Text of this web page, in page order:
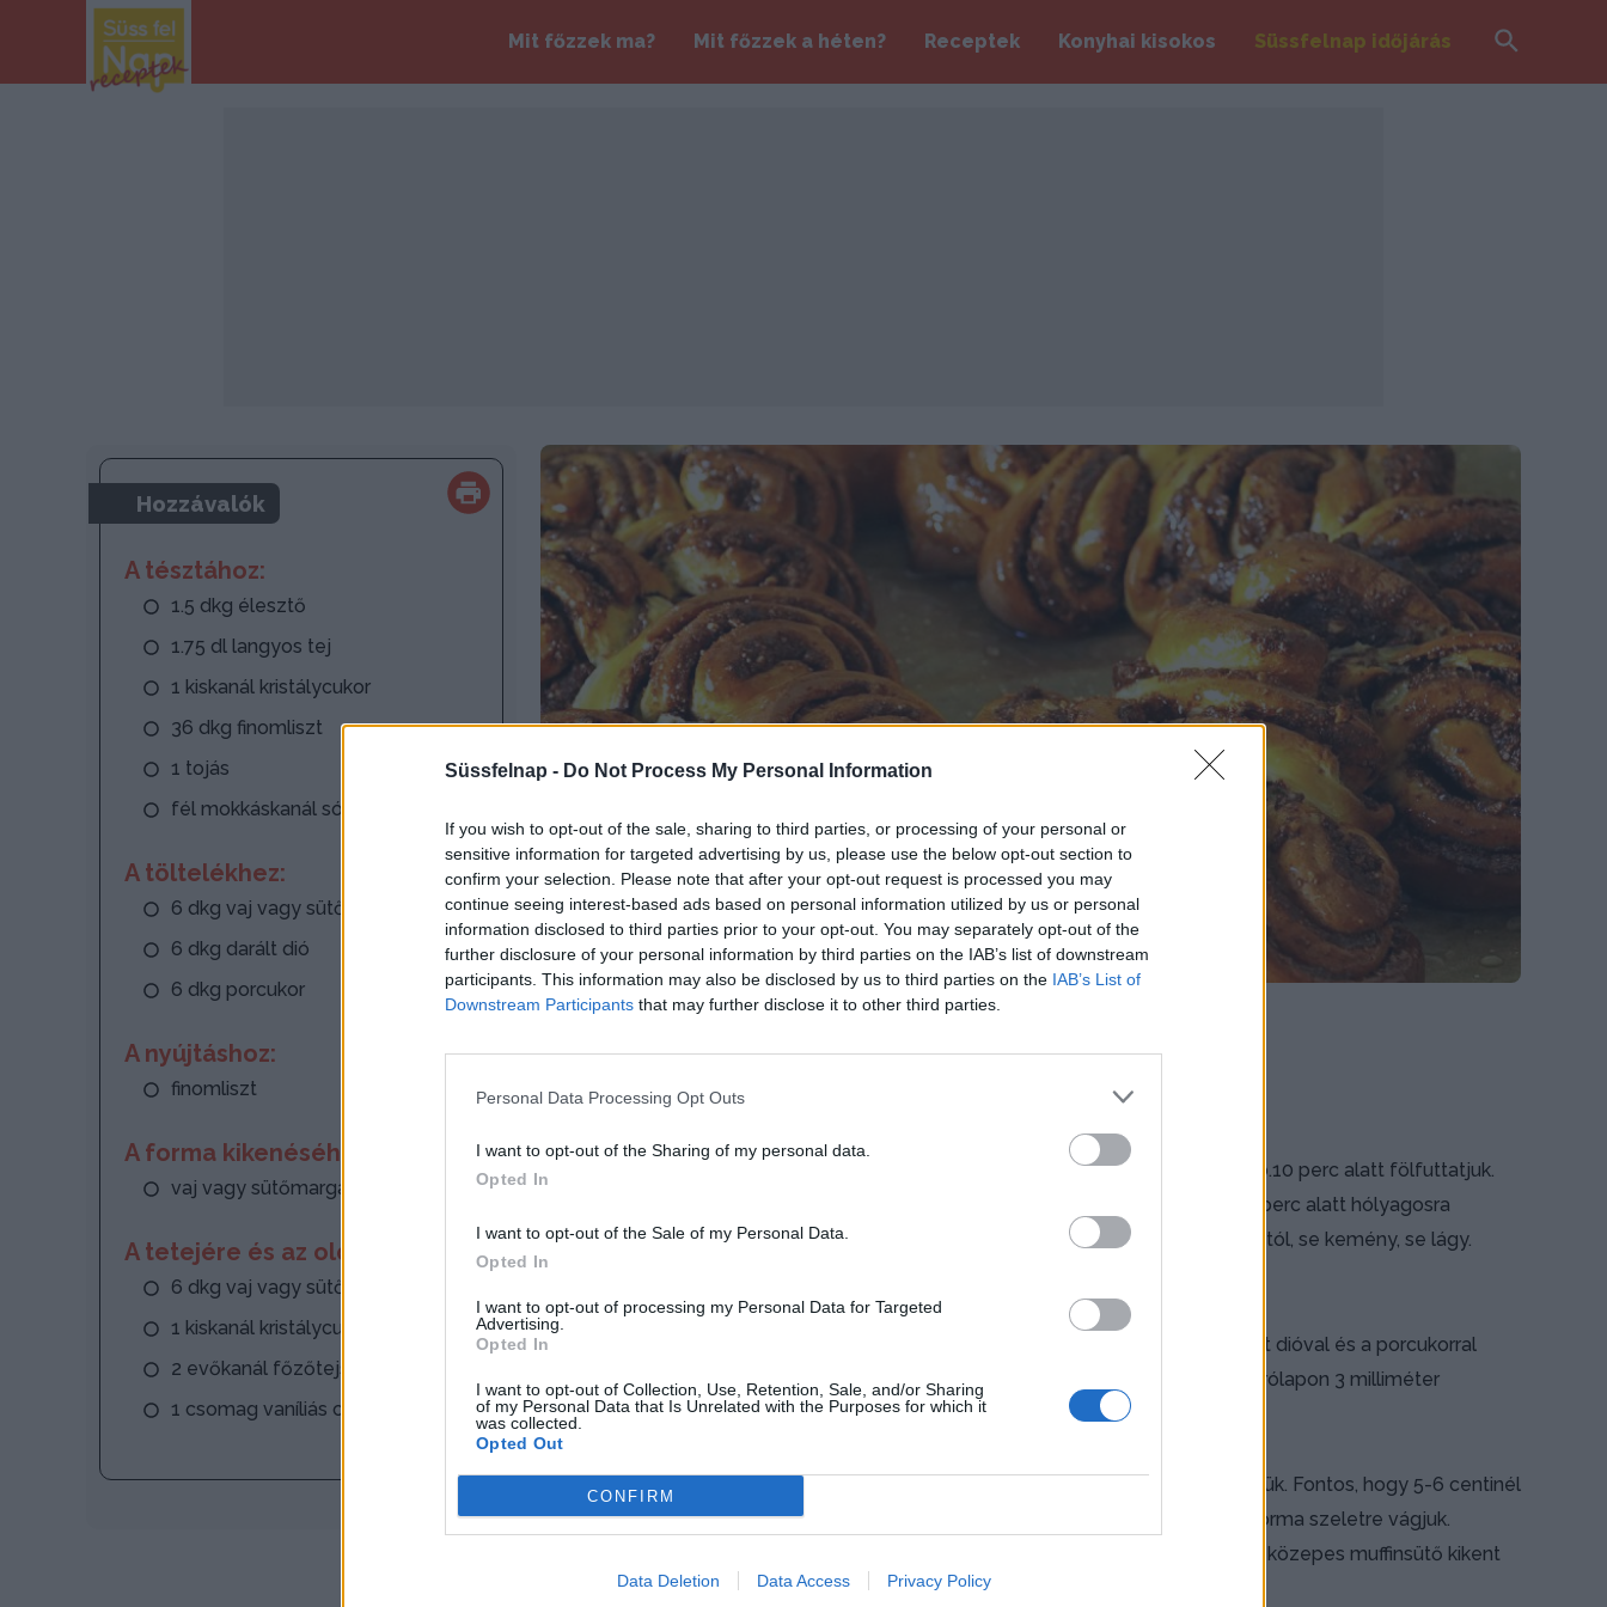
Süssfelnap - Do Not Process My Personal Information
If you wish to opt-out of the sale, sharing to third parties, or processing of your personal or
sensitive information for targeted advertising by us, please use the below opt-out section to
confirm your selection. Please note that after your opt-out request is processed you may
continue seeing interest-based ads based on personal information utilized by us or personal
information disclosed to third parties prior to your opt-out. You may separately opt-out of the
further disclosure of your personal information by third parties on the IAB’s list of downstream
participants. This information may also be disclosed by us to third parties on the IAB’s List of
Downstream Participants that may further disclose it to other third parties.
Personal Data Processing Opt Outs
I want to opt-out of the Sharing of my personal data.
Opted In
I want to opt-out of the Sale of my Personal Data.
Opted In
I want to opt-out of processing my Personal Data for Targeted
Advertising.
Opted In
I want to opt-out of Collection, Use, Retention, Sale, and/or Sharing
of my Personal Data that Is Unrelated with the Purposes for which it
was collected.
Opted Out
CONFIRM
Data Deletion Data Access Privacy Policy
Mit főzzek ma? Mit főzzek a héten? Receptek Konyhai kisokos Süssfelnap időjárás Search
Hozzávalók
A tésztához:
1.5 dkg élesztő
1.75 dl langyos tej
1 kiskanál kristálycukor
36 dkg finomliszt
1 tojás
fél mokkáskanál só
A töltelékhez:
6 dkg vaj vagy sütőmargarin
6 dkg darált dió
6 dkg porcukor
A nyújtáshoz:
finomliszt
A forma kikenéséhez:
vaj vagy sütőmargarin
A tetejére és az oldalára:
6 dkg vaj vagy sütőmargarin
1 kiskanál kristálycukor
2 evőkanál főzőtejszín
1 csomag vaníliás cukor
30-60 perc
Az élesztőt 1 deci langyos tejbe morzsoljuk, és a cukorral meleg helyen kb.10 perc alatt fölfuttatjuk.
Ezután egy nagy tálban a maradék tejjel és a többi tésztához valóval 7-8 perc alatt hólyagosra
dagasztjuk. Akkor jó, ha olyan tésztát kapunk, amelyik elválik az edény falától, se kemény, se lágy.
Ezalatt a töltelékhez a puha (szobahőmérsékletű) vajat (margarint) a darált dióval és a porcukorral
összekeverjük. A tésztát finoman átgyúrjuk, majd enyhén belisztezett gyúrólapon 3 milliméter
vastagságú téglalappá nyújtjuk.
A diókrémmel megkenjük majd akár a piskótatekercset, szorosan föltekerjük. Fontos, hogy 5-6 centinél
ne legyen vastagabb, mert akkor nem fér bele a formába. Ezután 12 egyforma szeletre vágjuk.
Oldalukat olvasztott vajjal (margarinnal) egyenként körbekenjük, majd egy közepes muffinsütő kikent
mélyedéseibe fektetjük.